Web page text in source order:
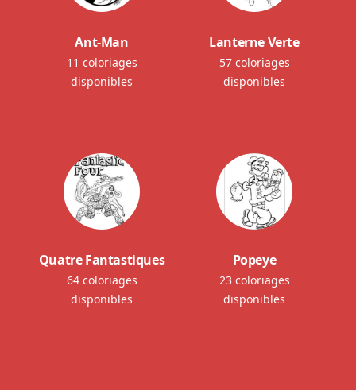
Ant-Man
11 coloriages
disponibles
Lanterne Verte
57 coloriages
disponibles
Quatre Fantastiques
64 coloriages
disponibles
Popeye
23 coloriages
disponibles